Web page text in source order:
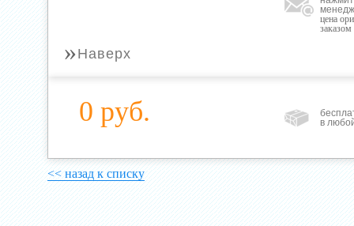
цена
заказом
» Наверх
0 руб.
в
<< назад к списку